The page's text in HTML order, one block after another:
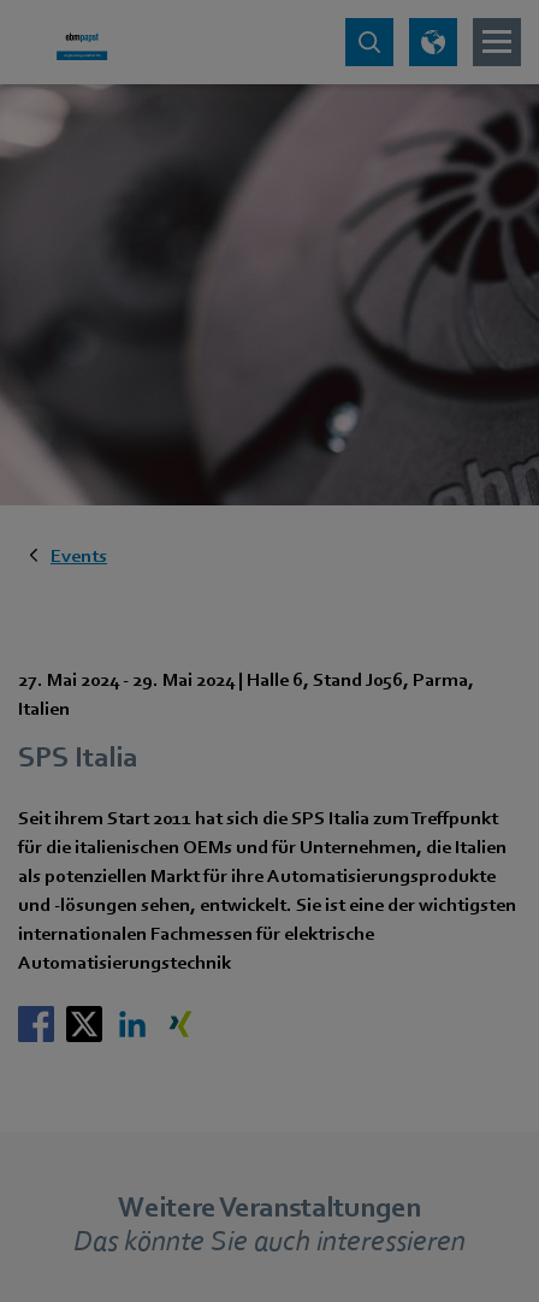
Events
27. Mai 2024- 29. Mai 2024| Halle 6, Stand J056, Parma,
Italien
SPS Italia
Seit ihrem Start 2011 hat sich die SPS Italia zum Treffpunkt
für die italienischen OEMs und für Unternehmen, die Italien
als potenziellen Markt für ihre Automatisierungsprodukte
und -lösungen sehen, entwickelt. Sie ist eine der wichtigsten
internationalen Fachmessen für elektrische
Automatisierungstechnik
Weitere Veranstaltungen
Das könnte Sie auch interessieren